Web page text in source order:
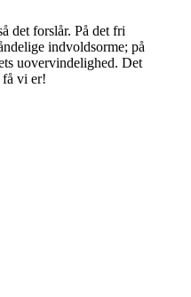
det forslår. På det fri
indvoldsorme; på
uovervindelighed. Det
få vi er!